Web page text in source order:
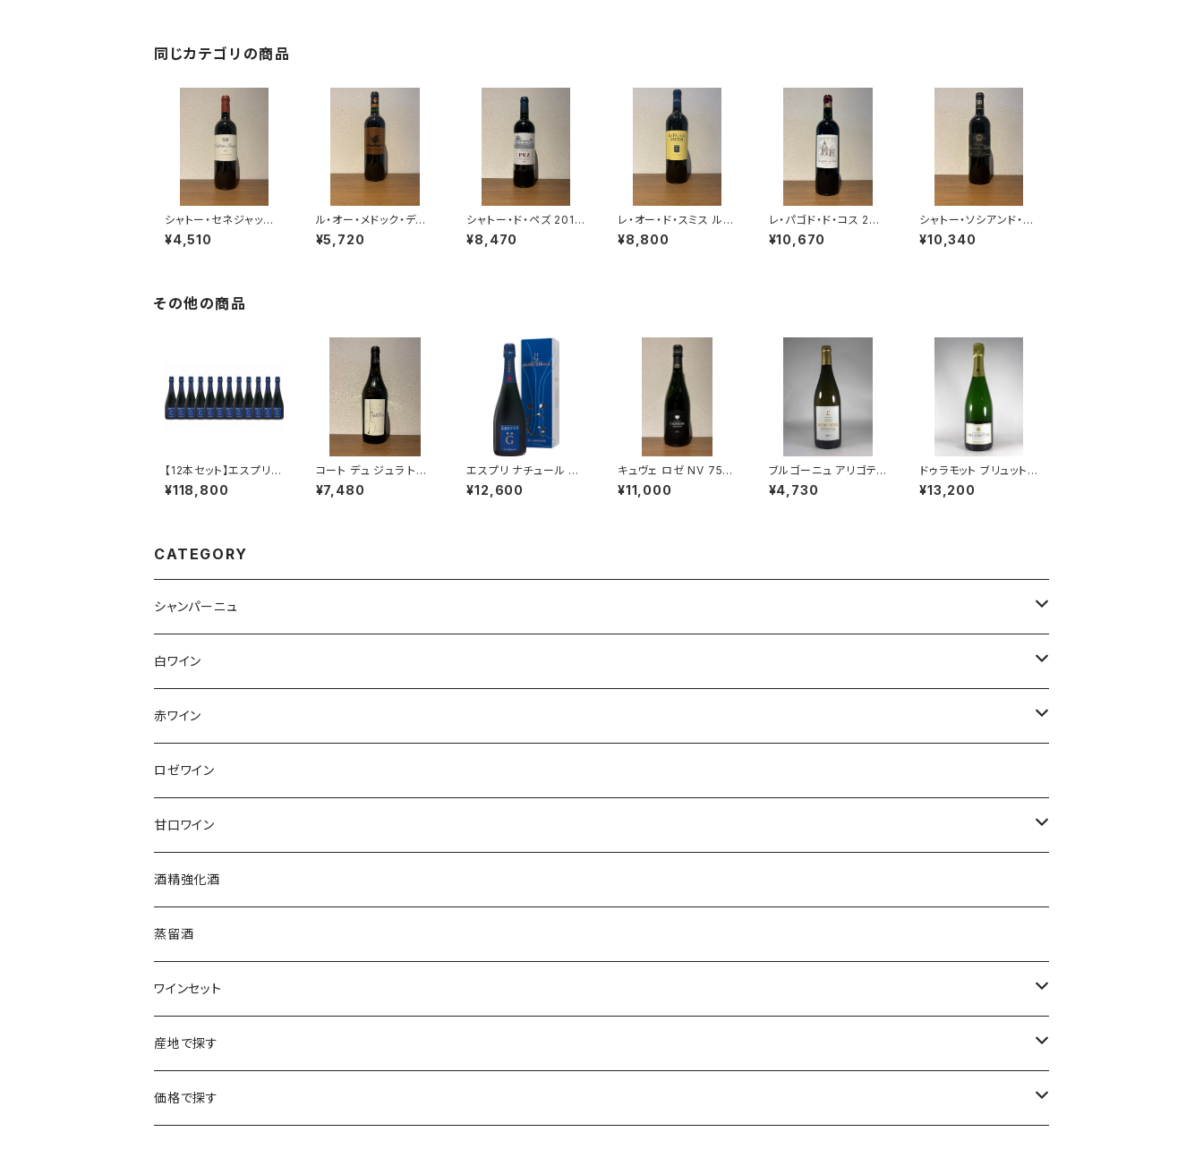
同じカテゴリの商品
シャトー・セネジャック
2020 赤ワイン フラン
ス ボルドー オー・メドッ
¥4,510
ル・オー・メドック・ディッ
サン 2018 赤ワイン フ
ランス ボルドー 750ml
¥5,720
シャトー・ド・ペズ 2018
サン・テステフ 赤ワイン
750ml
¥8,470
レ・オー・ド・スミス ルー
ジュ 2019 ペサック・レ
オニャン 750ml
¥8,800
レ・パゴド・ド・コス 202
1 750ml
¥10,670
シャトー・ソシアンド・マ
レ 2018 750ml
¥10,340
その他の商品
【12本セット】エスプリ
ナチュール G NV 750
ml アンリ ジロー シャ
¥118,800
コート デュ ジュラ トラ
ディション 2022 750m
l クールベ 白ワイン フ
¥7,480
エスプリ ナチュール G
NV 750ml アンリ ジロ
ー シャンパーニュ フラ
¥12,600
キュヴェ ロゼ NV 750
ml オーロール カサノヴ
ァ ロゼ シャンパーニュ
¥11,000
ブルゴーニュ アリゴテ
レザン ドレ 2021 750
ml ミシェル ラファルジ
¥4,730
ドゥラモット ブリュット
ブラン ド ブラン NV 75
0ml シャンパーニュ フ
¥13,200
CATEGORY
シャンパーニュ
アンリ・ジロー
アンリ・ビリオ・フィス
エティエンヌ・ルフェーヴル
クリスチャン・ゴセ
クロード・カザル
ジェローム・ルフェーヴル
シャルトーニュ・タイエ
シャルル・エドシック
ジャン・ラルマン
白ワイン
フランス
アルザス
ブルゴーニュ
ロワール
コトーシャンプノワ
ドイツ
オーストラリア
ニュージーランド
南アフリカ
チリ
スロヴァキア
オーストリア
赤ワイン
フランス
アルザス
シュッド・ウエスト
ロワール
スロヴァキア
オーストラリア
ニュージーランド
南アフリカ
チリ
アメリカ
ロゼワイン
甘口ワイン
フランス
ソーテルヌ
酒精強化酒
蒸留酒
ワインセット
福袋
シャンパーニュセット
産地で探す
アメリカ
価格で探す